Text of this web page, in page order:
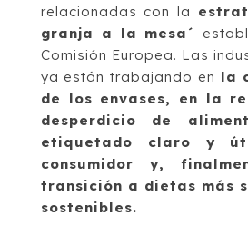
relacionadas con la
granja a la mesa´
Comisión Europea. Las
ya están trabajando en la
de los envases, en la
desperdicio de
etiquetado claro y
consumidor y,
transición a dietas más
sostenibles.